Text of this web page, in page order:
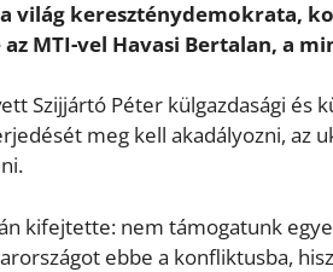
világ kereszténydemokrata,
MTI-vel Havasi Bertalan, a
Szijjártó Péter külgazdasági és
meg kell akadályozni, az
kifejtette: nem támogatunk
ebbe a konfliktusba,